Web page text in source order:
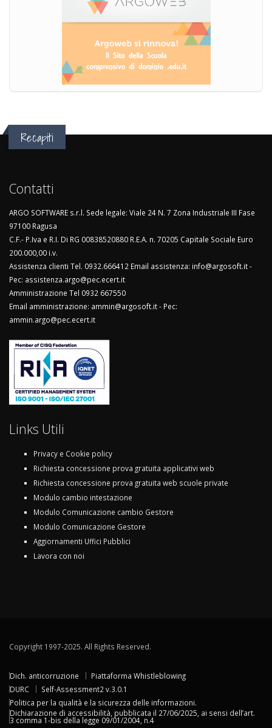
Recapiti
Contatti
ARGO SOFTWARE s.r.l. Sede legale: Viale 24 N. 7 Zona Industriale III Fase
97100 Ragusa
C.F.- P.Iva e R.I. Di RG 00838520880 R.E.A. n. 70205 Capitale Sociale Euro
200.000,00 i.v.
Assistenza clienti Tel. 0932.666412 Email assistenza: info@argosoft.it -
Pec: assistenza.argo@pec.ecert.it
Amministrazione Tel 0932 667550
Email amministrazione: ammin@argosoft.it - Pec:
ammin.argo@pec.ecert.it
Links Utili
Privacy e Cookie policy
Richiesta concessione prova gratuita applicativi web
Richiesta concessione prova gratuita web scuole private
Modulo cambio intestazione
Modulo Comunicazione cambio Gestore
Modulo Comunicazione Gestore
Aggiornamenti Uffici Pubblici
Lavora con noi
Copyright 1997-2025. All Rights Reserved.
Dich. anticorruzione
Piattaforma Whistleblowing
DURC
Self-Assessment2 v.3.0.1
Politica per la qualità e la sicurezza delle informazioni.
Dichiarazione di accessibilità, pubblicata il 27/06/2025, ai sensi dell’art.
3 comma 1-bis della legge 09/01/2004, n.4